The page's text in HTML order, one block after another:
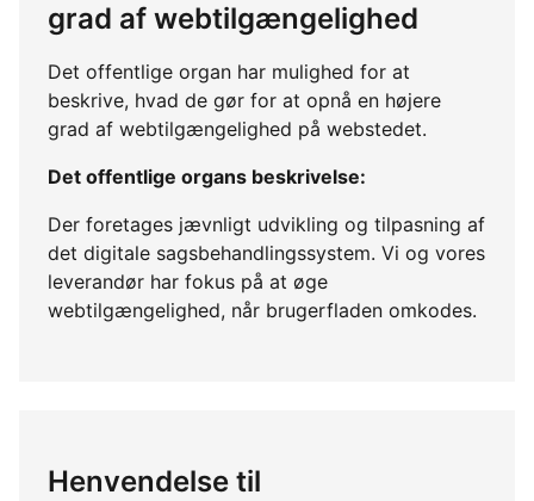
grad af webtilgængelighed
Det offentlige organ har mulighed for at
beskrive, hvad de gør for at opnå en højere
grad af webtilgængelighed på webstedet.
Det offentlige organs beskrivelse:
Der foretages jævnligt udvikling og tilpasning af
det digitale sagsbehandlingssystem. Vi og vores
leverandør har fokus på at øge
webtilgængelighed, når brugerfladen omkodes.
Henvendelse til